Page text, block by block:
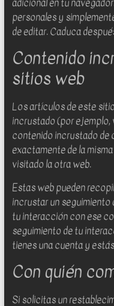
adicional en tu
personales y
de editar. Caduca
Contenido
sitios web
Los artículos de este
incrustado (por ejemplo,
contenido incrustado
exactamente de la
visitado la otra web.
Estas web pueden
incrustar un
tu interacción con ese
seguimiento de tu
tienes una cuenta y
Con quién
Si solicitas un